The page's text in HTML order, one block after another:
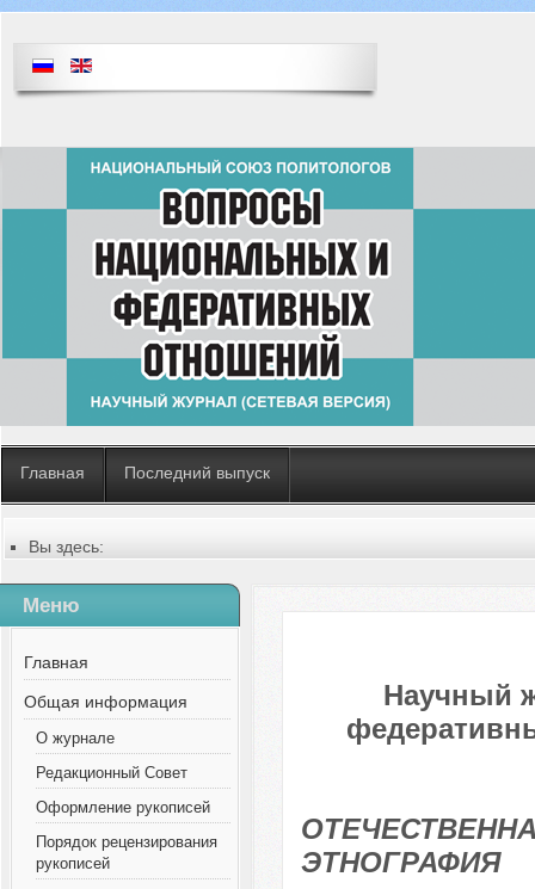
Главная Последний выпуск
Вы здесь:
Содержание выпусков
№ 6 (87), 2022
Меню
Главная
Общая информация
О журнале
Редакционный Совет
Оформление рукописей
Порядок рецензирования
рукописей
Научный
ЭТНОГРАФИЯ